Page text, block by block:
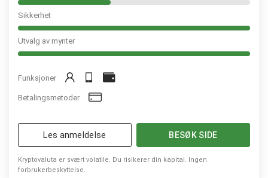
Sikkerhet
Utvalg av mynter
Funksjoner
Betalingsmetoder
Les anmeldelse BESØK SIDE
Kryptovaluta er svært volatile. Du risikerer din kapital. Ingen
forbrukerbeskyttelse.